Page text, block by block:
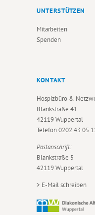
UNTERSTÜTZEN
Mitarbeiten
Spenden
KONTAKT
Hospizbüro &
Blankstraße 41
42119 Wuppertal
Telefon0202 43 05
Postanschrift:
Blankstraße 5
42119 Wuppertal
> E-Mail schreiben